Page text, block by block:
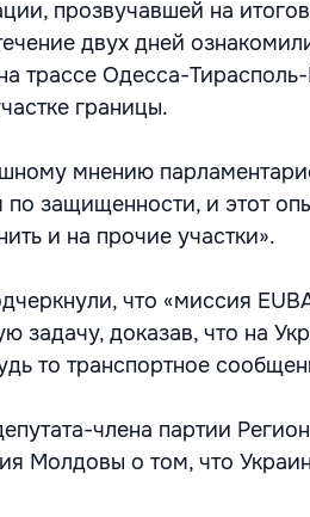
прозвучавшей на
двух дней
трассе Одесса-
границы.
мнению
защищенности, и этот
и на прочие участки».
что «миссия
задачу, доказав, что на
то транспортное
члена партии
Молдовы о том, что